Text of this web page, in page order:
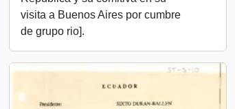
visita a Buenos Aires por cumbre
de grupo rio].